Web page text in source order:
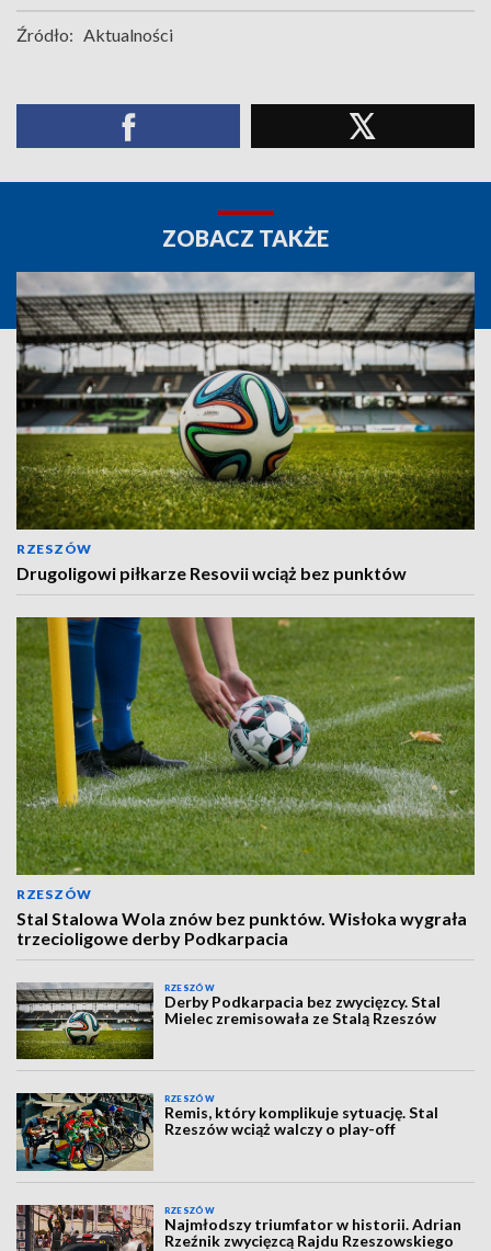
Źródło: Aktualności
ZOBACZ TAKŻE
RZESZÓW
Drugoligowi piłkarze Resovii wciąż bez punktów
RZESZÓW
Stal Stalowa Wola znów bez punktów. Wisłoka wygrała
trzecioligowe derby Podkarpacia
RZESZÓW
Derby Podkarpacia bez zwycięzcy. Stal
Mielec zremisowała ze Stalą Rzeszów
RZESZÓW
Remis, który komplikuje sytuację. Stal
Rzeszów wciąż walczy o play-off
RZESZÓW
Najmłodszy triumfator w historii. Adrian
Rzeźnik zwycięzcą Rajdu Rzeszowskiego